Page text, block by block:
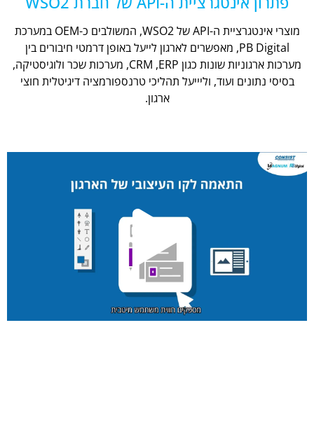
מוצרי אינטגרציית ה-API של WSO2, המשולבים כ-OEM במערכת
PB Digital, מאפשרים לארגון לייעל באופן דרמטי חיבורים בין
מערכות ארגוניות שונות כגון CRM ,ERP, מערכות שכר ולוגיסטיקה,
בסיסי נתונים ועוד, וליייעל תהליכי טרנספורמציה דיגיטלית חוצי
ארגון.